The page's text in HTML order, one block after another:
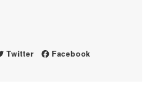
Twitter Facebook